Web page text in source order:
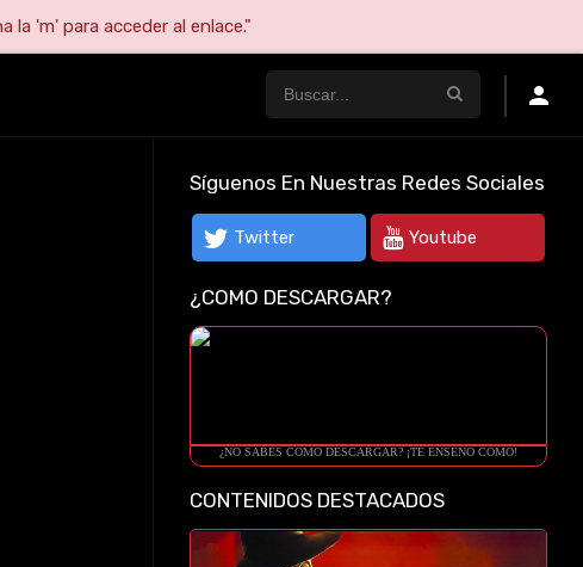
la 'm' para acceder al enlace."
Síguenos En Nuestras Redes Sociales
Twitter Youtube
¿COMO DESCARGAR?
¿NO SABES COMO DESCARGAR? ¡TE ENSEÑO COMO!
CONTENIDOS DESTACADOS